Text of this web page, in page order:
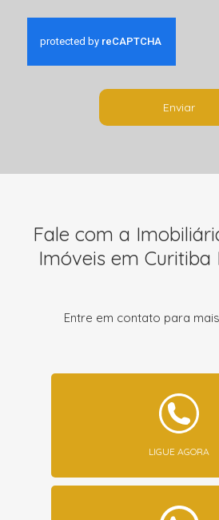
Enviar
Fale com a
Imóveis em Curitiba
Entre em contato para
LIGUE AGORA